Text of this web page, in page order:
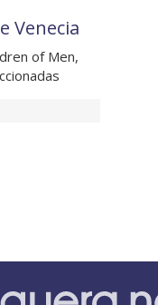
Venecia
of Men,